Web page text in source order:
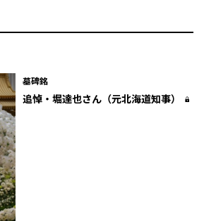
墓碑銘
追悼・堀達也さん（元北海道知事）